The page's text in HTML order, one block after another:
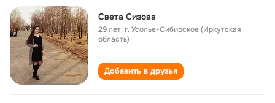
Света Сизова
29 лет,г. Усолье-Сибирское (Иркутская
область)
Добавить в друзья